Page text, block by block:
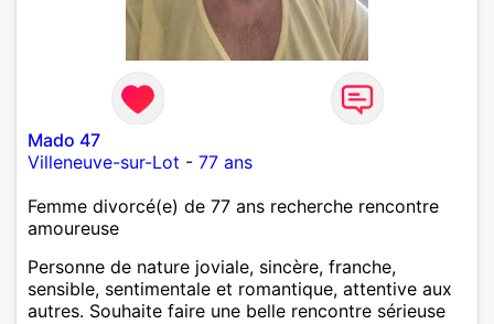
Mado 47
Villeneuve-sur-Lot - 77 ans
Femme divorcé(e) de 77 ans recherche rencontre
amoureuse
Personne de nature joviale, sincère, franche,
sensible, sentimentale et romantique, attentive aux
autres. Souhaite faire une belle rencontre sérieuse